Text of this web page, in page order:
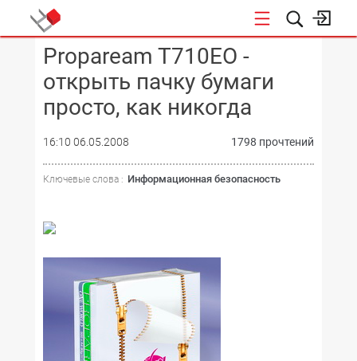
КОНФЕРЕНЦИИ
Propaream T710EO -
открыть пачку бумаги
просто, как никогда
16:10 06.05.2008 1798 прочтений
Ключевые слова : Информационная безопасность